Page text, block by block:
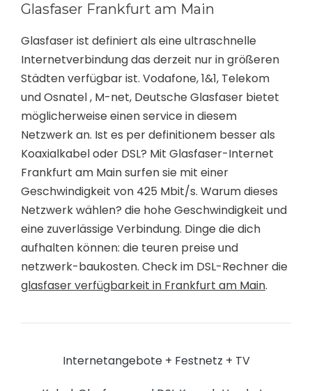
Glasfaser Frankfurt am Main
Glasfaser ist definiert als eine ultraschnelle
Internetverbindung das derzeit nur in größeren
Städten verfügbar ist. Vodafone, 1&1, Telekom
und Osnatel , M-net, Deutsche Glasfaser bietet
möglicherweise einen service in diesem
Netzwerk an. Ist es per definitionem besser als
Koaxialkabel oder DSL? Mit Glasfaser-Internet
Frankfurt am Main surfen sie mit einer
Geschwindigkeit von 425 Mbit/s. Warum dieses
Netzwerk wählen? die hohe Geschwindigkeit und
eine zuverlässige Verbindung. Dinge die dich
aufhalten können: die teuren preise und
netzwerk-baukosten. Check im DSL-Rechner die
glasfaser verfügbarkeit in Frankfurt am Main.
Internetangebote + Festnetz + TV